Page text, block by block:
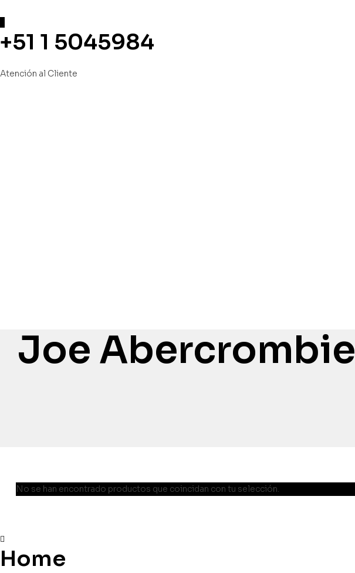
+51 1 5045984
Atención al Cliente
Joe Abercrombie
No se han encontrado productos que coincidan con tu selección.
Home